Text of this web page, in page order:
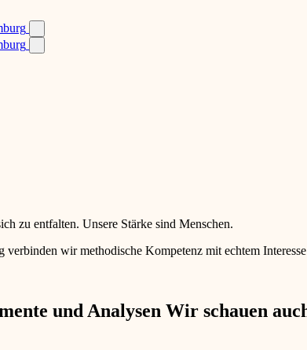
zu entfalten. Unsere Stärke sind Menschen.
wir methodische Kompetenz mit echtem
und Analysen Wir schauen